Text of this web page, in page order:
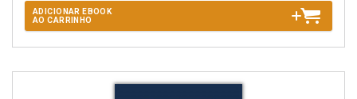
ADICIONAR EBOOK
AO CARRINHO